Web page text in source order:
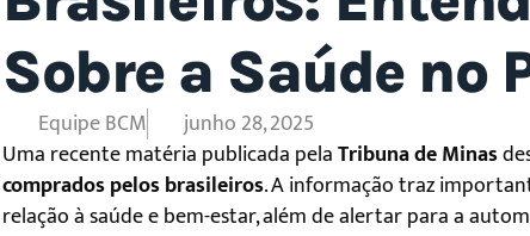
Sobre a Saúde no
Equipe BCM junho 28, 2025
Uma recente matéria publicada pelaTribuna de Minas
comprados pelos brasileiros. A informação traz
relação à saúde e bem-estar, além de alertar para a